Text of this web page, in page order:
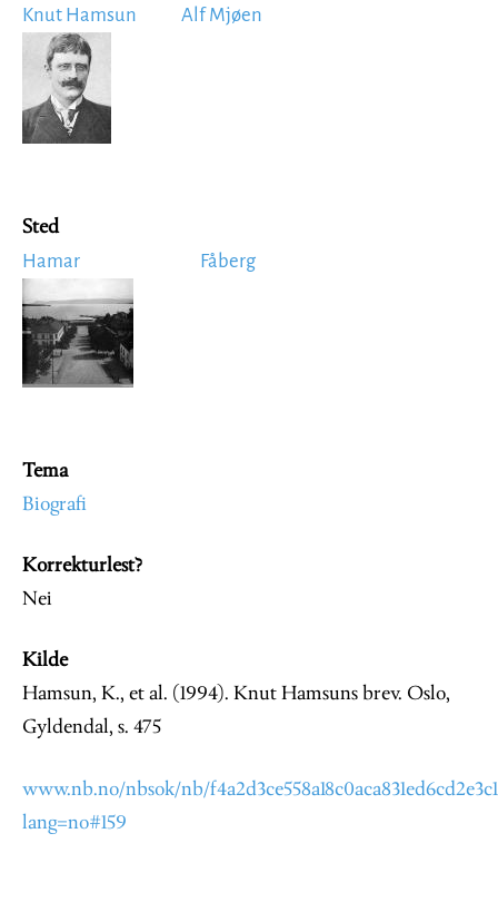
Knut Hamsun
Image
Alf Mjøen
Sted
Hamar
Image
Fåberg
Tema
Biografi
Korrekturlest?
Nei
Kilde
Hamsun, K., et al. (1994). Knut Hamsuns brev. Oslo,
Gyldendal, s. 475
www.nb.no/nbsok/nb/
lang=no#159